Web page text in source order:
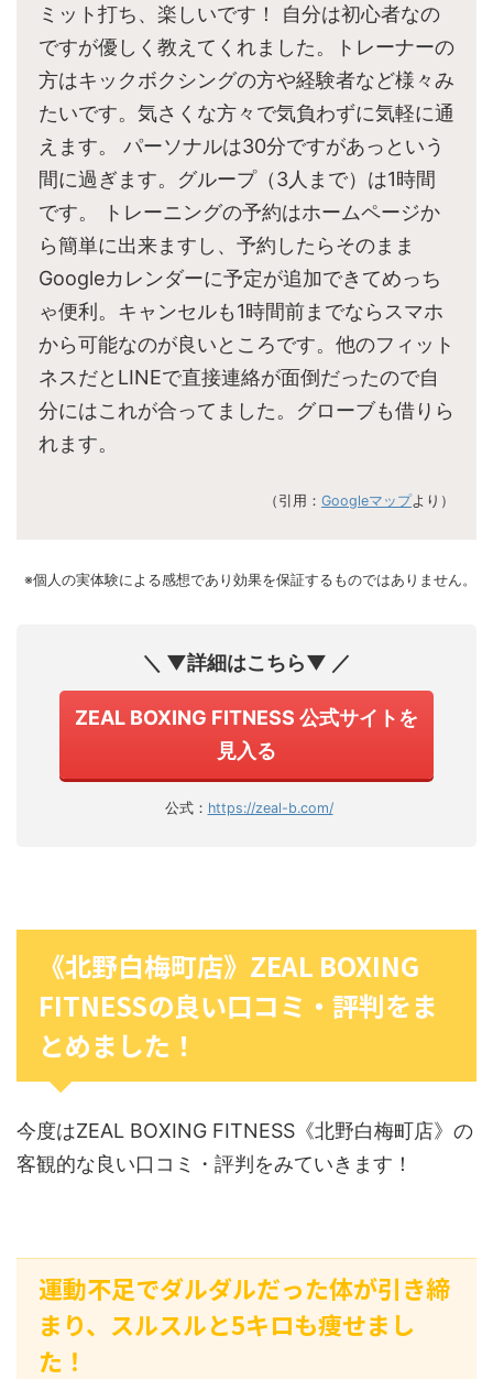
ミット打ち、楽しいです！ 自分は初心者なの
ですが優しく教えてくれました。トレーナーの
方はキックボクシングの方や経験者など様々み
たいです。気さくな方々で気負わずに気軽に通
えます。 パーソナルは30分ですがあっという
間に過ぎます。グループ（3人まで）は1時間
です。 トレーニングの予約はホームページか
ら簡単に出来ますし、予約したらそのまま
Googleカレンダーに予定が追加できてめっち
ゃ便利。キャンセルも1時間前までならスマホ
から可能なのが良いところです。他のフィット
ネスだとLINEで直接連絡が面倒だったので自
分にはこれが合ってました。グローブも借りら
れます。
（引用： Googleマップより）
※個人の実体験による感想であり効果を保証するものではありません。
＼ ▼詳細はこちら▼ ／
ZEAL BOXING FITNESS 公式サイトを
見入る
公式： https://zeal-b.com/
《北野白梅町店》ZEAL BOXING
FITNESSの良い口コミ・評判をま
とめました！
今度はZEAL BOXING FITNESS《北野白梅町店》の
客観的な良い口コミ・評判をみていきます！
運動不足でダルダルだった体が引き締
まり、スルスルと5キロも痩せまし
た！